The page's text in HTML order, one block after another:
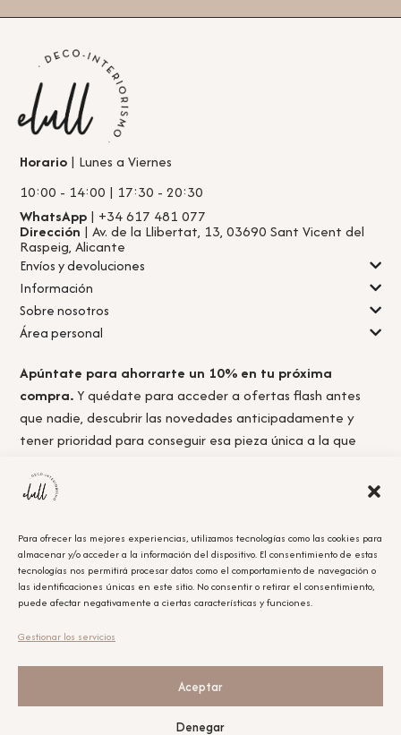
Para ofrecer las mejores experiencias, utilizamos tecnologías como las cookies para
almacenar y/o acceder a la información del dispositivo. El consentimiento de estas
tecnologías nos permitirá procesar datos como el comportamiento de navegación o
las identificaciones únicas en este sitio. No consentir o retirar el consentimiento,
puede afectar negativamente a ciertas características y funciones.
Gestionar los servicios
Aceptar
Denegar
Horario | Lunes a Viernes
10:00 - 14:00 | 17:30 - 20:30
WhatsApp | +34 617 481 077
Dirección | Av. de la Llibertat, 13, 03690 Sant Vicent del
Raspeig, Alicante
Envíos y devoluciones
Información
Sobre nosotros
Área personal
Apúntate para ahorrarte un 10% en tu próxima
compra.Y quédate para acceder a ofertas flash antes
que nadie, descubrir las novedades anticipadamente y
tener prioridad para conseguir esa pieza única a la que
Acepto lapolítica de privacidad.
Obtener el cupón
Leyenda Legal
Nuestras redes sociales